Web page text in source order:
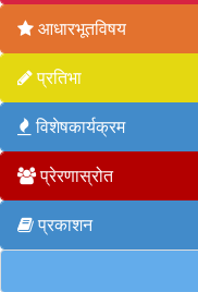
आधारभूतविषय
प्रतिभा
विशेषकार्यक्रम
प्रेरणास्रोत
प्रकाशन